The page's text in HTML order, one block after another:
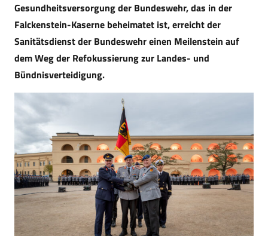
Gesundheitsversorgung der Bundeswehr, das in der
Falckenstein-Kaserne beheimatet ist, erreicht der
Sanitätsdienst der Bundeswehr einen Meilenstein auf
dem Weg der Refokussierung zur Landes- und
Bündnisverteidigung.